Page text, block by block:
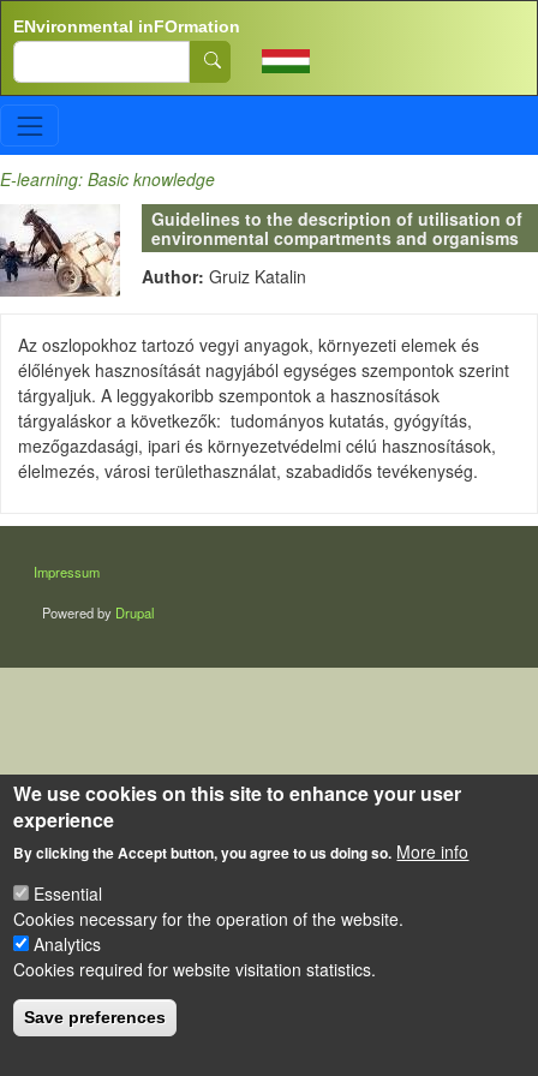
ENvironmental inFOrmation
Search
E-learning: Basic knowledge
Guidelines to the description of utilisation of
environmental compartments and organisms
Author: Gruiz Katalin
Az oszlopokhoz tartozó vegyi anyagok, környezeti elemek és
élőlények hasznosítását nagyjából egységes szempontok szerint
tárgyaljuk. A leggyakoribb szempontok a hasznosítások
tárgyaláskor a következők: tudományos kutatás, gyógyítás,
mezőgazdasági, ipari és környezetvédelmi célú hasznosítások,
élelmezés, városi területhasználat, szabadidős tevékenység.
LÁBLÉC
Impressum
Powered by Drupal
We use cookies on this site to enhance your user
experience
By clicking the Accept button, you agree to us doing so. More info
Essential
Cookies necessary for the operation of the website.
Analytics
Cookies required for website visitation statistics.
Save preferences